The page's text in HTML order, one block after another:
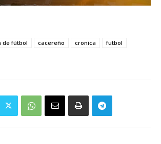
de fútbol cacereño cronica
futbol